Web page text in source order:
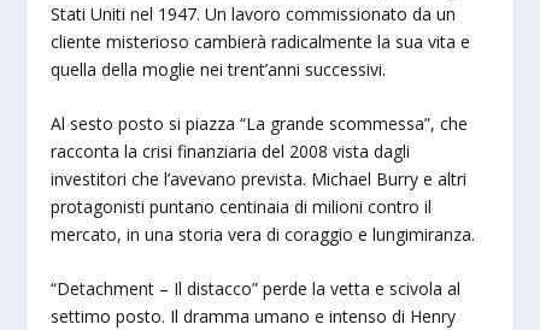
Stati Uniti nel 1947. Un lavoro commissionato da un
cliente misterioso cambierà radicalmente la sua vita e
quella della moglie nei trent’anni successivi.
Al sesto posto si piazza “La grande scommessa”, che
racconta la crisi finanziaria del 2008 vista dagli
investitori che l’avevano prevista. Michael Burry e altri
protagonisti puntano centinaia di milioni contro il
mercato, in una storia vera di coraggio e lungimiranza.
“Detachment – Il distacco” perde la vetta e scivola al
settimo posto. Il dramma umano e intenso di Henry